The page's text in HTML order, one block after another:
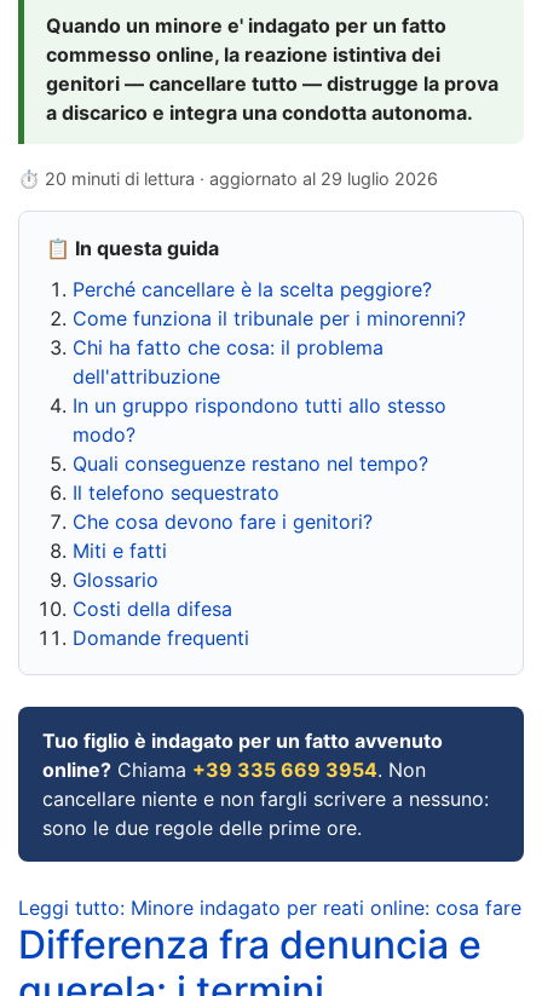
Quando un minore e' indagato per un fatto
commesso online, la reazione istintiva dei
genitori — cancellare tutto — distrugge la prova
a discarico e integra una condotta autonoma.
⏱ 20 minuti di lettura · aggiornato al 29 luglio 2026
📋 In questa guida
Perché cancellare è la scelta peggiore?
Come funziona il tribunale per i minorenni?
Chi ha fatto che cosa: il problema
dell'attribuzione
In un gruppo rispondono tutti allo stesso
modo?
Quali conseguenze restano nel tempo?
Il telefono sequestrato
Che cosa devono fare i genitori?
Miti e fatti
Glossario
Costi della difesa
Domande frequenti
Tuo figlio è indagato per un fatto avvenuto
online? Chiama +39 335 669 3954. Non
cancellare niente e non fargli scrivere a nessuno:
sono le due regole delle prime ore.
Leggi tutto: Minore indagato per reati online: cosa fare
Differenza fra denuncia e